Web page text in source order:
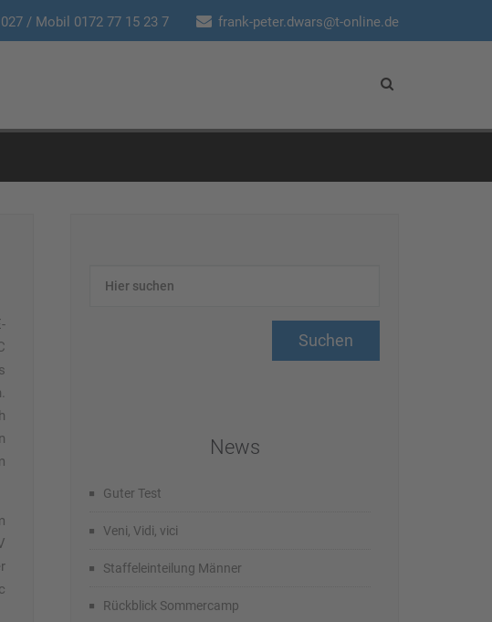
/ Mobil 0172 77 15 23 7 frank-peter.dwars@t-online.de
News
Guter Test
Veni, Vidi, vici
Staffeleinteilung Männer
Rückblick Sommercamp